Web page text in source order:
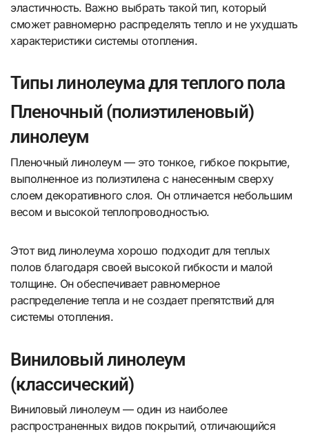
эластичность. Важно выбрать такой тип, который
сможет равномерно распределять тепло и не ухудшать
характеристики системы отопления.
Типы линолеума для теплого пола
Пленочный (полиэтиленовый)
линолеум
Пленочный линолеум — это тонкое, гибкое покрытие,
выполненное из полиэтилена с нанесенным сверху
слоем декоративного слоя. Он отличается небольшим
весом и высокой теплопроводностью.
Этот вид линолеума хорошо подходит для теплых
полов благодаря своей высокой гибкости и малой
толщине. Он обеспечивает равномерное
распределение тепла и не создает препятствий для
системы отопления.
Виниловый линолеум
(классический)
Виниловый линолеум — один из наиболее
распространенных видов покрытий, отличающийся